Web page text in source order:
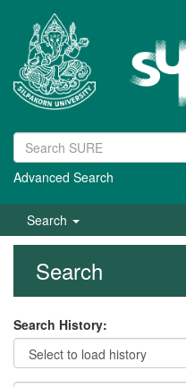
Advanced Search
Search
Search
Search History: